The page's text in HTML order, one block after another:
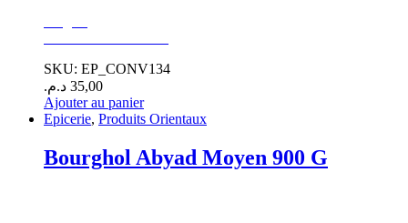
SKU: EP_CONV134
35,00 د.م.
Ajouter au panier
Epicerie, Produits Orientaux
Bourghol Abyad Moyen 900 G